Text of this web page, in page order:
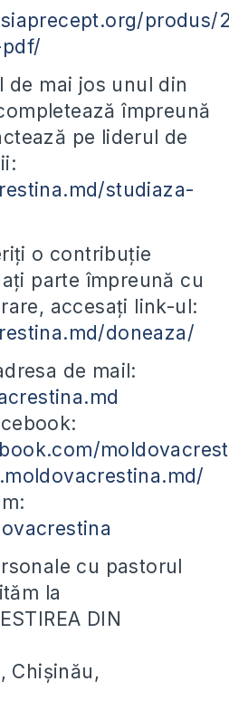
produs/
de mai jos unul din
împreună
pe liderul de
studiaza-
o contribuție
parte împreună cu
accesați link-ul:
doneaza/
de mail:
cu pastorul
la
DIN
Chișinău,